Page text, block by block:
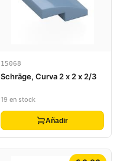
15068
Schräge, Curva 2 x 2 x 2/3
19 en stock
Añadir